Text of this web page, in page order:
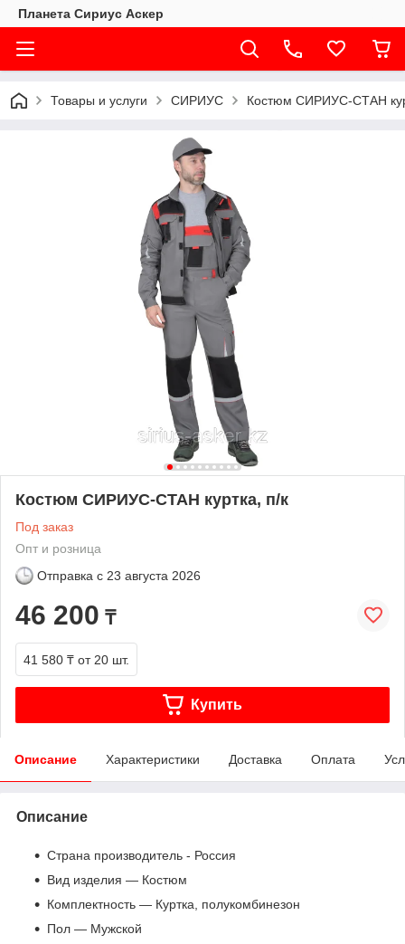
Планета Сириус Аскер
Товары и услуги СИРИУС Костюм СИРИУС-СТАН
Костюм СИРИУС-СТАН куртка, п/к
Под заказ
Опт и розница
Отправка с 23 августа 2026
46 200 ₸
41 580 ₸ от 20 шт.
Купить
Описание Характеристики Доставка Оплата
Описание
Страна производитель - Россия
Вид изделия — Костюм
Комплектность — Куртка, полукомбинезон
Пол — Мужской